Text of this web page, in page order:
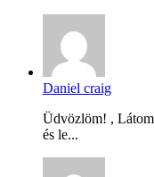
Daniel craig
Üdvözlöm! ,
és le...